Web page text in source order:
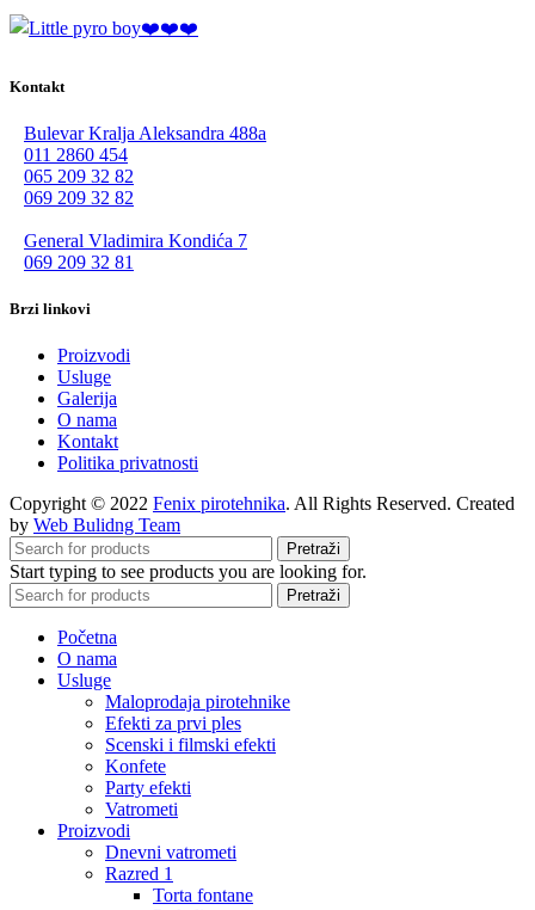
Kontakt
Bulevar Kralja Aleksandra 488a
011 2860 454
065 209 32 82
069 209 32 82
General Vladimira Kondića 7
069 209 32 81
Brzi linkovi
Proizvodi
Usluge
Galerija
O nama
Kontakt
Politika privatnosti
Copyright © 2022 Fenix pirotehnika. All Rights Reserved. Created
by Web Bulidng Team
Pretraži
Start typing to see products you are looking for.
Pretraži
Početna
O nama
Usluge
Maloprodaja pirotehnike
Efekti za prvi ples
Scenski i filmski efekti
Konfete
Party efekti
Vatrometi
Proizvodi
Dnevni vatrometi
Razred 1
Torta fontane